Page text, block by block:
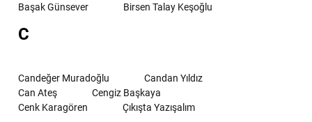
Başak Günsever
Birsen Talay Keşoğlu
C
Candeğer Muradoğlu
Candan Yıldız
Can Ateş
Cengiz Başkaya
Cenk Karagören
Çıkışta Yazışalım